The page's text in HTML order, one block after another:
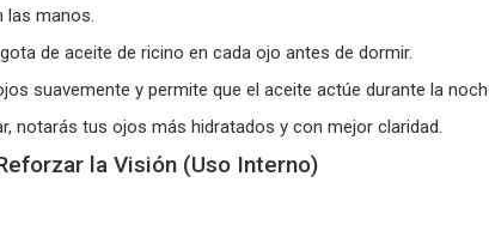
las manos.
de aceite de ricino en cada ojo antes de dormir.
suavemente y permite que el aceite actúe durante la
notarás tus ojos más hidratados y con mejor claridad.
la Visión (Uso Interno)